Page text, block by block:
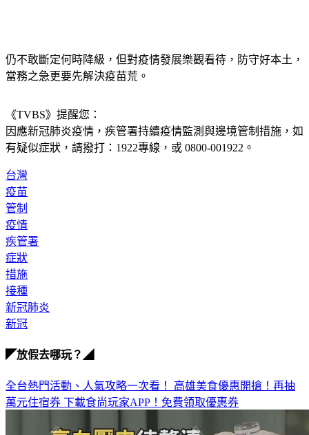
仍不敢斷定何時降級，但對疫情發展樂觀看待，防守好本土，
當務之急更要先解決疫苗荒。
《TVBS》提醒您：
因應新冠肺炎疫情，疾管署持續疫情監測與邊境管制措施， 如
有疑似症狀，請撥打：1922專線，或 0800-001922。
台灣
疫苗
管制
疫情
疾管署
症狀
措施
接種
新冠肺炎
新冠
◤放假去哪玩？◢
全台熱門活動、人氣攻略一次看！ 高雄美食優惠開搶！再抽
萬元住宿券 下載食尚玩家APP！免費領取優惠券